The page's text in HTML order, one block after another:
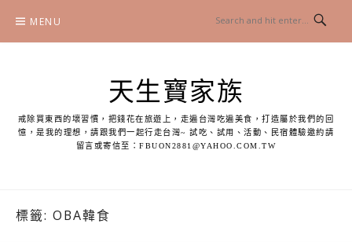
content
MENU
天生寶家族
戒除買東西的壞習慣，把錢花在旅遊上，走遍台灣吃遍美食，打造屬於我們的回
憶，是我的理想，請跟我們一起行走台灣~ 試吃、試用、活動、民宿體驗邀約請
留言或寄信至：FBUON2881@YAHOO.COM.TW
標籤: OBA韓食